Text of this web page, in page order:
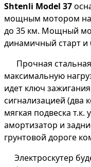
Shtenli Model 37
мощным мотором на
до 35 км. Мощный
динамичный старт и
Прочная стальная
максимальную
идет ключ
сигнализацией (два
мягкая подвеска т.к.
амортизатор и
грунтовой дороге
Электроскутер